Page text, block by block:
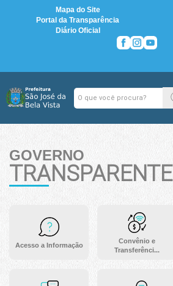
Mapa do Site
Portal da Transparência
Diário Oficial
GOVERNO
TRANSPARENTE
Acesso a Informação
Convênio e
Transferênci...